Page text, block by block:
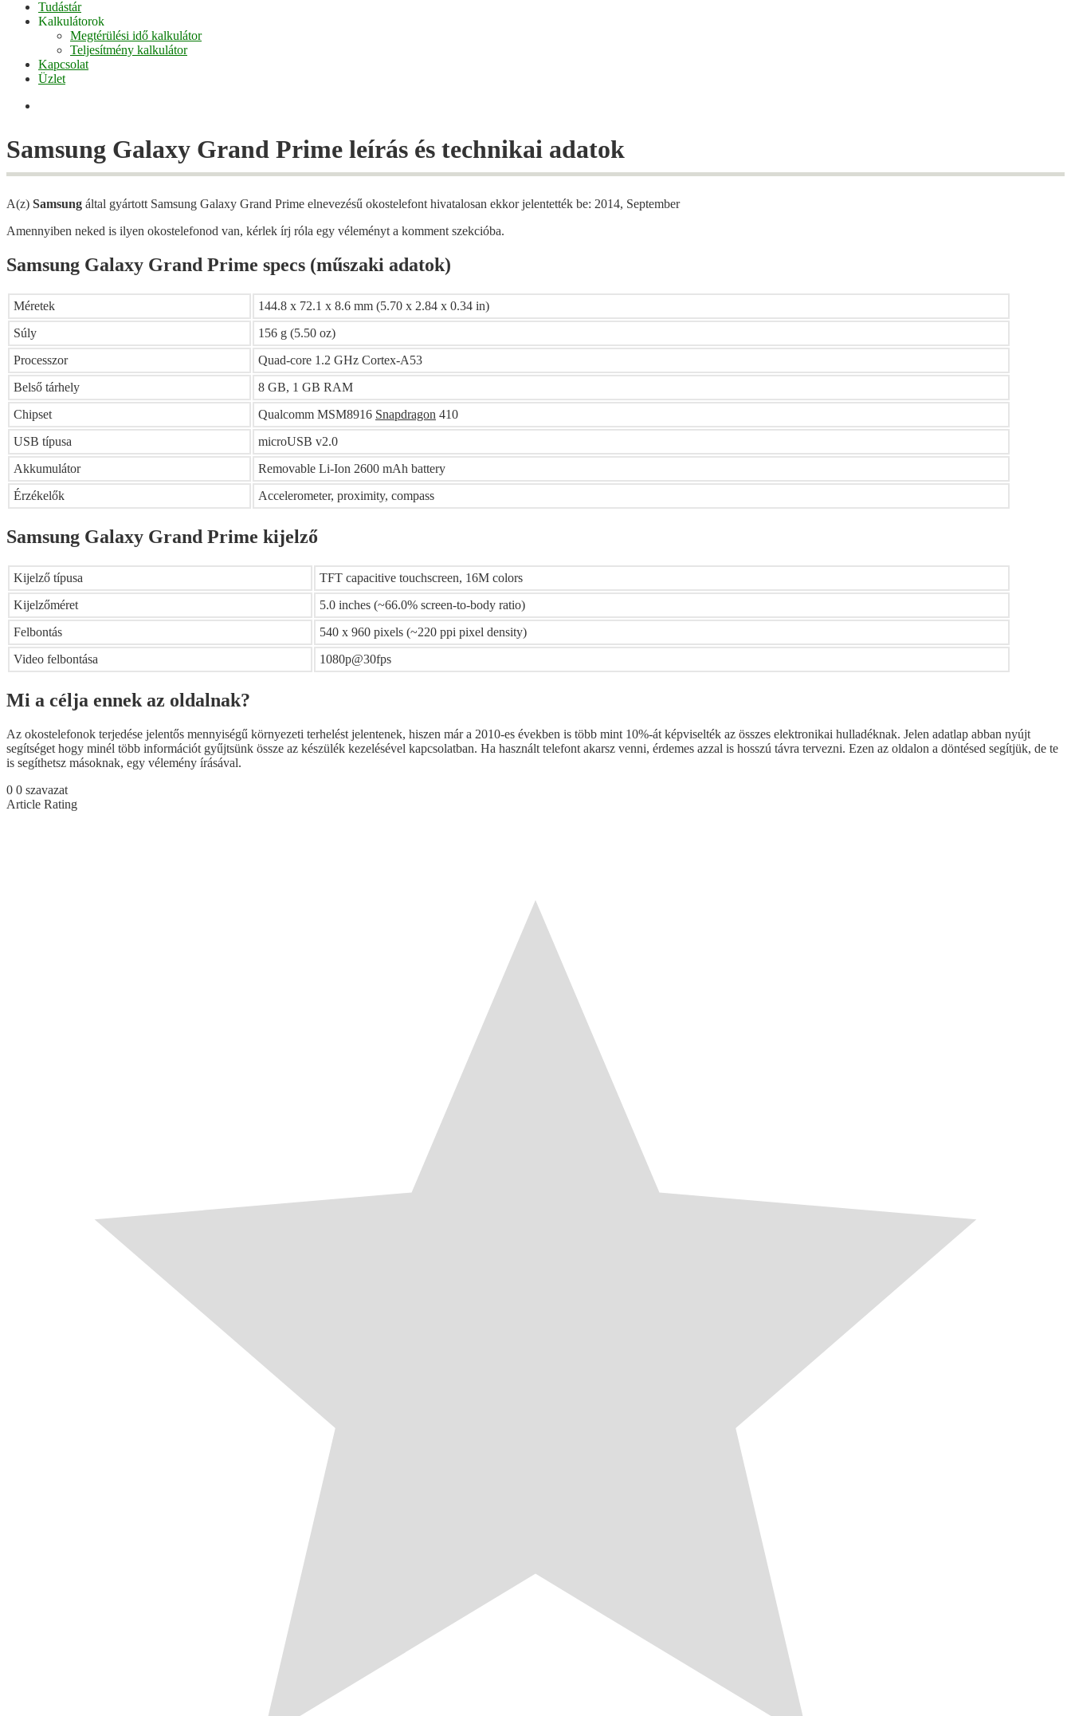
Tudástár
Kalkulátorok
Megtérülési idő kalkulátor
Teljesítmény kalkulátor
Kapcsolat
Üzlet
Samsung Galaxy Grand Prime leírás és technikai adatok
A(z) Samsung által gyártott Samsung Galaxy Grand Prime elnevezésű okostelefont hivatalosan ekkor jelentették be: 2014, September
Amennyiben neked is ilyen okostelefonod van, kérlek írj róla egy véleményt a komment szekcióba.
Samsung Galaxy Grand Prime specs (műszaki adatok)
Méretek
144.8 x 72.1 x 8.6 mm (5.70 x 2.84 x 0.34 in)
Súly
156 g (5.50 oz)
Processzor
Quad-core 1.2 GHz Cortex-A53
Belső tárhely
8 GB, 1 GB RAM
Chipset
Qualcomm MSM8916 Snapdragon 410
USB típusa
microUSB v2.0
Akkumulátor
Removable Li-Ion 2600 mAh battery
Érzékelők
Accelerometer, proximity, compass
Samsung Galaxy Grand Prime kijelző
Kijelző típusa
TFT capacitive touchscreen, 16M colors
Kijelzőméret
5.0 inches (~66.0% screen-to-body ratio)
Felbontás
540 x 960 pixels (~220 ppi pixel density)
Video felbontása
1080p@30fps
Mi a célja ennek az oldalnak?
Az okostelefonok terjedése jelentős mennyiségű környezeti terhelést jelentenek, hiszen már a 2010-es években is több mint 10%-át képviselték az összes elektronikai hulladéknak. Jelen adatlap abban nyújt
segítséget hogy minél több információt gyűjtsünk össze az készülék kezelésével kapcsolatban. Ha használt telefont akarsz venni, érdemes azzal is hosszú távra tervezni. Ezen az oldalon a döntésed segítjük, de te
is segíthetsz másoknak, egy vélemény írásával.
0 0 szavazat
Article Rating